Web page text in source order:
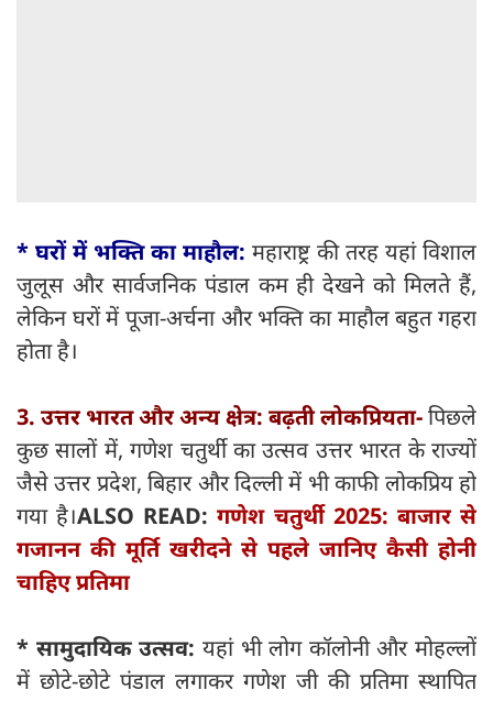
* घरों में भक्ति का माहौल: महाराष्ट्र की तरह यहां विशाल
जुलूस और सार्वजनिक पंडाल कम ही देखने को मिलते हैं,
लेकिन घरों में पूजा-अर्चना और भक्ति का माहौल बहुत गहरा
होता है।
3. उत्तर भारत और अन्य क्षेत्र: बढ़ती लोकप्रियता-पिछले
कुछ सालों में, गणेश चतुर्थी का उत्सव उत्तर भारत के राज्यों
जैसे उत्तर प्रदेश, बिहार और दिल्ली में भी काफी लोकप्रिय हो
गया है।ALSO READ:गणेश चतुर्थी 2025: बाजार से
गजानन की मूर्ति खरीदने से पहले जानिए कैसी होनी
चाहिए प्रतिमा
* सामुदायिक उत्सव: यहां भी लोग कॉलोनी और मोहल्लों
में छोटे-छोटे पंडाल लगाकर गणेश जी की प्रतिमा स्थापित